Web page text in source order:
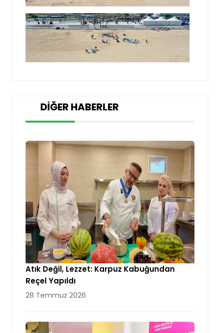
DIĞER HABERLER
Atık Değil, Lezzet: Karpuz Kabuğundan
Reçel Yapıldı
28 Temmuz 2026